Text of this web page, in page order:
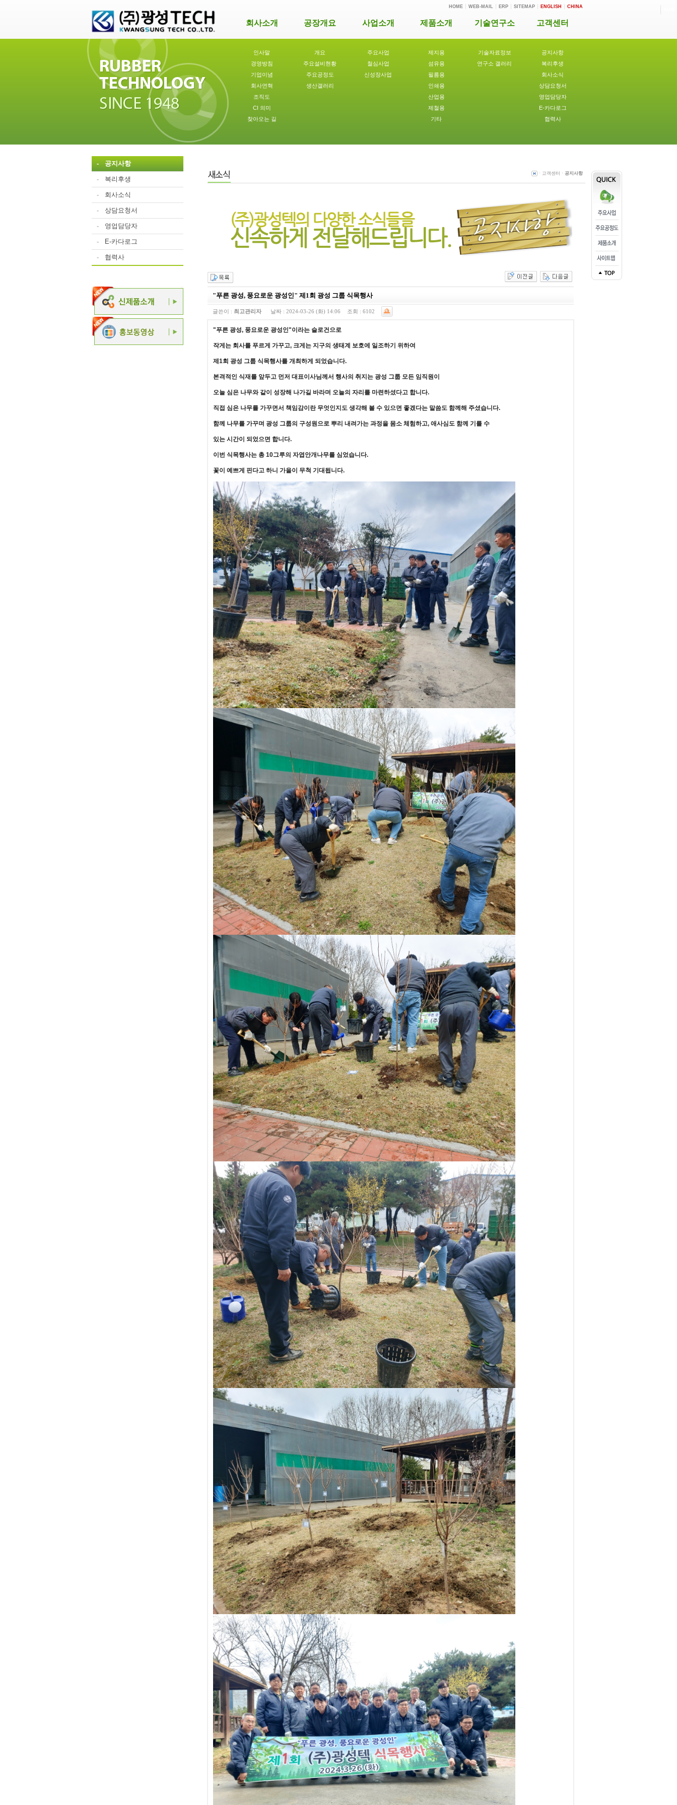
HOME WEB-MAIL ERP SITEMAP ENGLISH CHINA
회사소개 공장개요 사업소개 제품소개 기술연구소 고객센터
인사말
경영방침
기업이념
회사연혁
조직도
CI 의미
찾아오는 길
개요
주요설비현황
주요공정도
생산갤러리
주요사업
철심사업
신성장사업
제지용
섬유용
필름용
인쇄용
산업용
제철용
기타
기술자료정보
연구소 갤러리
공지사항
복리후생
회사소식
상담요청서
영업담당자
E-카다로그
협력사
- 공지사항
- 복리후생
- 회사소식
- 상담요청서
- 영업담당자
- E-카다로그
- 협력사
ㆍ고객센터ㆍ 공지사항
"푸른 광성, 풍요로운 광성인" 제1회 광성 그룹 식목행사
글쓴이 : 최고관리자 날짜 : 2024-03-26 (화) 14:06 조회 : 6102
"푸른 광성, 풍요로운 광성인"이라는 슬로건으로
작게는 회사를 푸르게 가꾸고, 크게는 지구의 생태계 보호에 일조하기 위하여
제1회 광성 그룹 식목행사를 개최하게 되었습니다.
본격적인 식재를 앞두고 먼저 대표이사님께서 행사의 취지는 광성 그룹 모든 임직원이
오늘 심은 나무와 같이 성장해 나가길 바라며 오늘의 자리를 마련하셨다고 합니다.
직접 심은 나무를 가꾸면서 책임감이란 무엇인지도 생각해 볼 수 있으면 좋겠다는 말씀도 함께해 주셨습니다.
함께 나무를 가꾸며 광성 그룹의 구성원으로 뿌리 내려가는 과정을 몸소 체험하고, 애사심도 함께 기를 수
있는 시간이 되었으면 합니다.
이번 식목행사는 총 10그루의 자엽안개나무를 심었습니다.
꽃이 예쁘게 핀다고 하니 가을이 무척 기대됩니다.